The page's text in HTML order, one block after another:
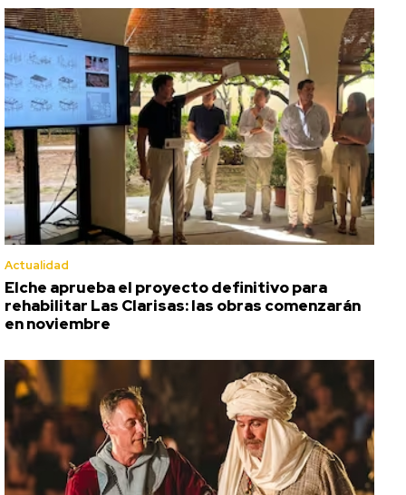
Actualidad
Elche aprueba el proyecto definitivo para
rehabilitar Las Clarisas: las obras comenzarán
en noviembre